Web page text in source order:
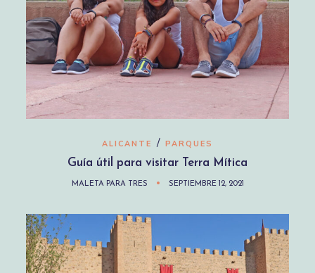
ALICANTE / PARQUES
Guía útil para visitar Terra Mítica
MALETA PARA TRES SEPTIEMBRE 12, 2021